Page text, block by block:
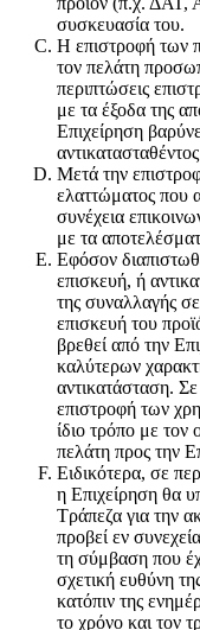
συσκευασία του.
Η επιστροφή των
τον πελάτη
περιπτώσεις
με τα έξοδα της
Επιχείρηση
Μετά την
ελαττώματος που
συνέχεια
με τα
Εφόσον
επισκευή, ή
της συναλλαγής
επισκευή του
βρεθεί από την
καλύτερων
αντικατάσταση.
επιστροφή των
ίδιο τρόπο με τον
πελάτη προς την
Ειδικότερα, σε
η Επιχείρηση θα
Τράπεζα για την
προβεί εν
τη σύμβαση που
σχετική ευθύνη
κατόπιν της
το χρόνο και τον